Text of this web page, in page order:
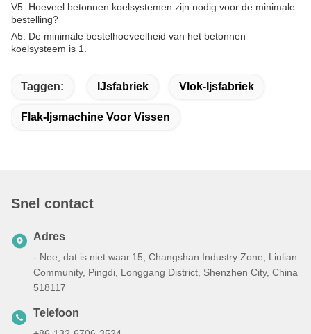
V5: Hoeveel betonnen koelsystemen zijn nodig voor de minimale
bestelling?
A5: De minimale bestelhoeveelheid van het betonnen
koelsysteem is 1.
Taggen: IJsfabriek Vlok-Ijsfabriek
Flak-Ijsmachine Voor Vissen
Snel contact
Adres
- Nee, dat is niet waar.15, Changshan Industry Zone, Liulian
Community, Pingdi, Longgang District, Shenzhen City, China
518117
Telefoon